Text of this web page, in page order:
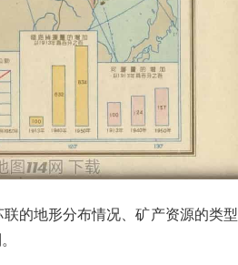
的地形分布情况、矿产资源的类型